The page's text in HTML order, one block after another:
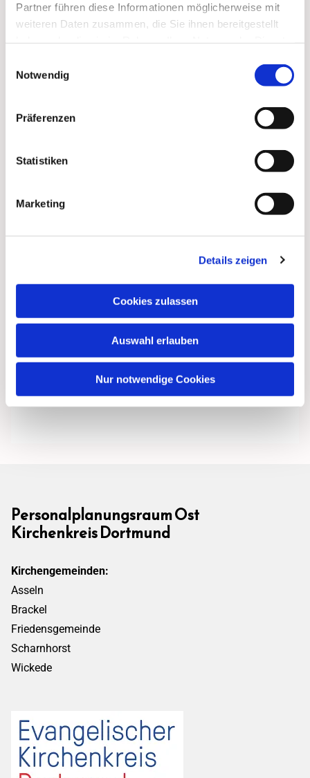
Partner führen diese Informationen möglicherweise mit
weiteren Daten zusammen, die Sie ihnen bereitgestellt
Notwendig
Präferenzen
Statistiken
Marketing
Details zeigen
Cookies zulassen
Auswahl erlauben
Nur notwendige Cookies
Dies könnte Sie auch
Personalplanungsraum Ost
Kirchenkreis Dortmund
Kirchengemeinden:
Asseln
Brackel
Friedensgemeinde
Scharnhorst
Wickede